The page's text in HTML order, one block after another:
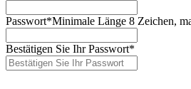
Passwort*Minimale Länge 8 Zeichen,
Bestätigen Sie Ihr Passwort*